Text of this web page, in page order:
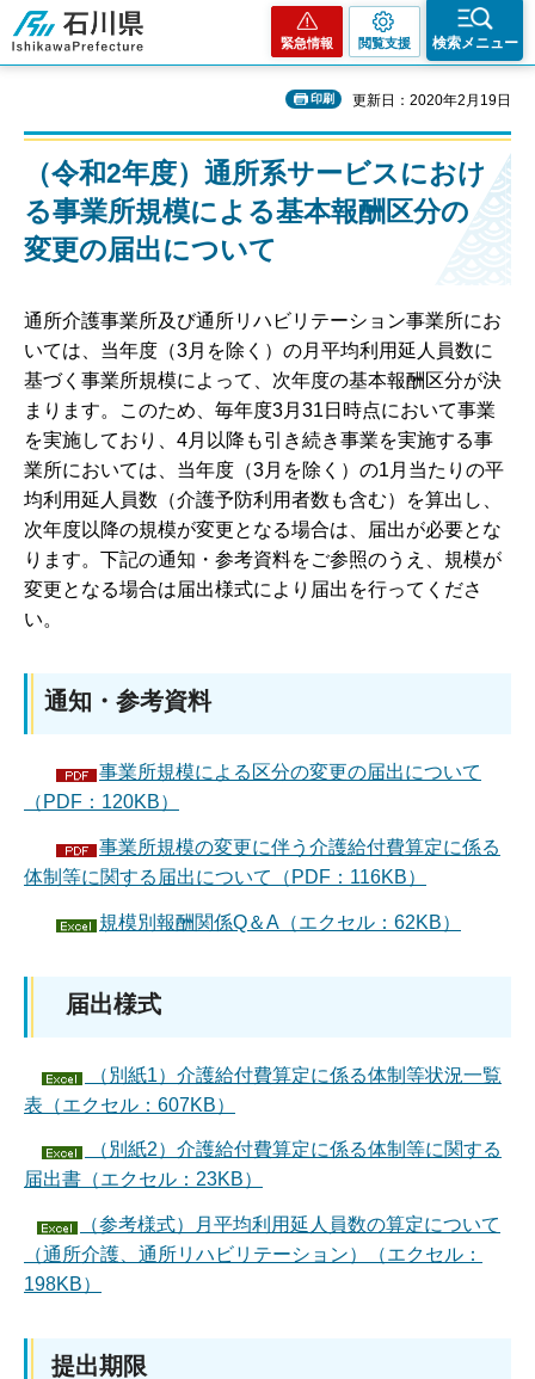
石川県
緊急情報 閲覧支援 検索メニュー
印刷 更新日：2020年2月19日
（令和2年度）通所系サービスにおけ
る事業所規模による基本報酬区分の
変更の届出について
通所介護事業所及び通所リハビリテーション事業所にお
いては、当年度（3月を除く）の月平均利用延人員数に
基づく事業所規模によって、次年度の基本報酬区分が決
まります。このため、毎年度3月31日時点において事業
を実施しており、4月以降も引き続き事業を実施する事
業所においては、当年度（3月を除く）の1月当たりの平
均利用延人員数（介護予防利用者数も含む）を算出し、
次年度以降の規模が変更となる場合は、届出が必要とな
ります。下記の通知・参考資料をご参照のうえ、規模が
変更となる場合は届出様式により届出を行ってくださ
い。
通知・参考資料
事業所規模による区分の変更の届出について
（PDF：120KB）
事業所規模の変更に伴う介護給付費算定に係る
体制等に関する届出について（PDF：116KB）
規模別報酬関係Q＆A（エクセル：62KB）
届出様式
（別紙1）介護給付費算定に係る体制等状況一覧
表（エクセル：607KB）
（別紙2）介護給付費算定に係る体制等に関する
届出書（エクセル：23KB）
（参考様式）月平均利用延人員数の算定について
（通所介護、通所リハビリテーション）（エクセル：
198KB）
提出期限